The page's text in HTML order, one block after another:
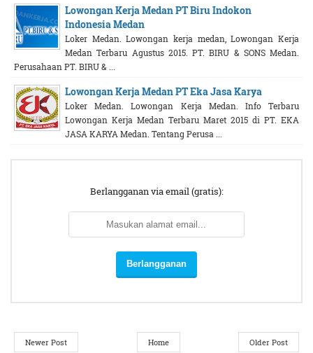
Lowongan Kerja Medan PT Biru Indokon
Indonesia Medan
Loker Medan. Lowongan kerja medan, Lowongan Kerja
Medan Terbaru Agustus 2015. PT. BIRU & SONS Medan.
Perusahaan PT. BIRU & ...
Lowongan Kerja Medan PT Eka Jasa Karya
Loker Medan. Lowongan Kerja Medan. Info Terbaru
Lowongan Kerja Medan Terbaru Maret 2015 di PT. EKA
JASA KARYA Medan. Tentang Perusa ...
Berlangganan via email (gratis):
Newer Post Older Post
Home